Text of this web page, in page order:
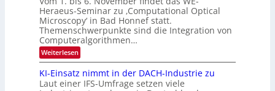
0
2
6
-
u
n
d
B
i
l
d
d
e
n
k
t
s
e
n
s
m
e
l
d
e
t
s
Heraeus-Seminar zu ‚Computational Optical
Microscopy‘ in Bad Honnef statt.
Themenschwerpunkte sind die Integration von
Computeralgorithmen…
Weiterlesen:
8
9
.
KI-Einsatz nimmt in der DACH-Industrie zu
Laut einer IFS-Umfrage setzen viele